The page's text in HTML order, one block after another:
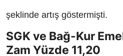
şeklinde artış göstermişti.
SGK ve Bağ-Kur
Zam Yüzde 11,20